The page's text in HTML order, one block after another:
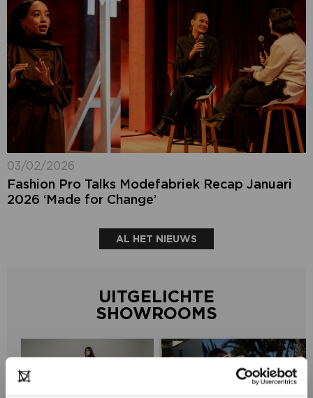
03/02/2026
Fashion Pro Talks Modefabriek Recap Januari
2026 ‘Made for Change’
AL HET NIEUWS
UITGELICHTE
SHOWROOMS